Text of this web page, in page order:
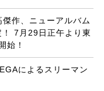
作、ニューアルバム
7月29日正午より東
始！
によるスリーマン